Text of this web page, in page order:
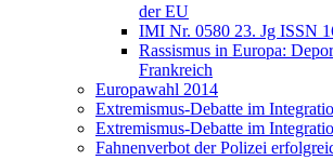
der EU
IMI Nr. 0580 23. Jg ISSN
Rassismus in Europa:
Frankreich
Europawahl 2014
Extremismus-Debatte im
Extremismus-Debatte im
Fahnenverbot der Polizei